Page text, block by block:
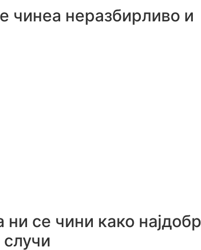
чинеа неразбирливо и
се чини како